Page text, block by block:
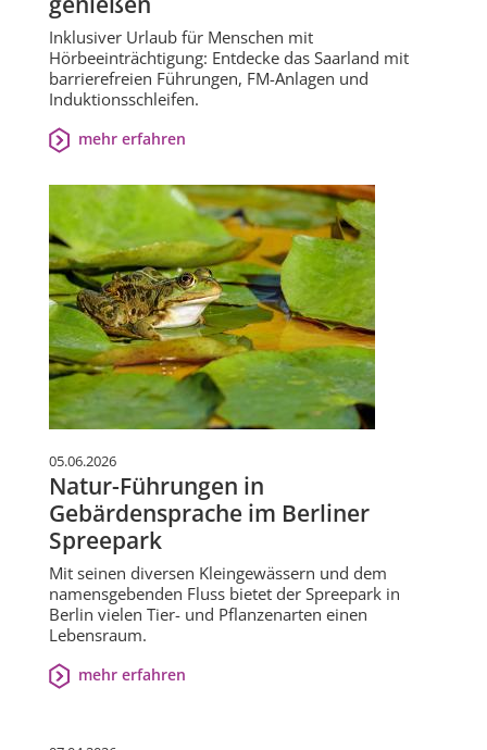
Inklusiver Urlaub für Menschen mit
Hörbeeinträchtigung: Entdecke das Saarland mit
barrierefreien Führungen, FM-Anlagen und
Induktionsschleifen.
mehr erfahren
05.06.2026
Natur-Führungen in
Gebärdensprache im Berliner
Spreepark
Mit seinen diversen Kleingewässern und dem
namensgebenden Fluss bietet der Spreepark in
Berlin vielen Tier- und Pflanzenarten einen
Lebensraum.
mehr erfahren